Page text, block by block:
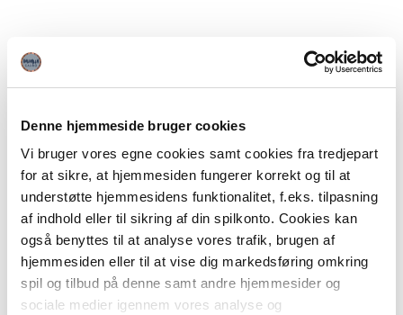
Denne hjemmeside bruger cookies
Vi bruger vores egne cookies samt cookies fra tredjepart
for at sikre, at hjemmesiden fungerer korrekt og til at
understøtte hjemmesidens funktionalitet, f.eks. tilpasning
af indhold eller til sikring af din spilkonto. Cookies kan
også benyttes til at analyse vores trafik, brugen af
hjemmesiden eller til at vise dig markedsføring omkring
spil og tilbud på denne samt andre hjemmesider og
sociale medier igennem vores analyse og